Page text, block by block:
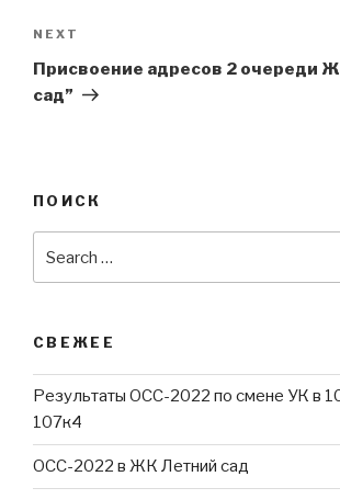
Next
Post
NEXT
Присвоение адресов 2 очереди
сад”
ПОИСК
for:
СВЕЖЕЕ
Результаты ОСС-2022 по смене УК в
107к4
ОСС-2022 в ЖК Летний сад